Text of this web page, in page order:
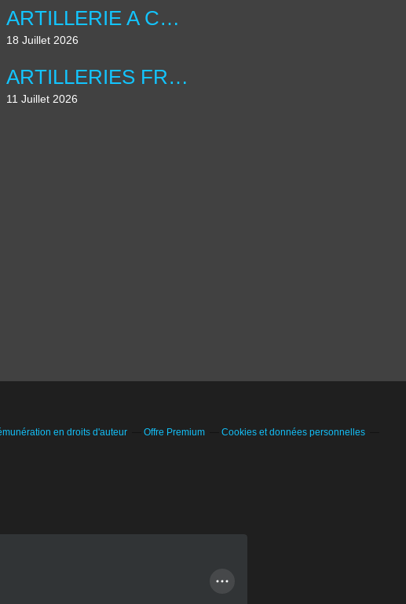
ARTILLERIE A CHEVAL ANGLAISE ...
18 Juillet 2026
ARTILLERIES FRANCAISE , LES DIORAMAS ....
11 Juillet 2026
en droits d'auteur Offre Premium
Cookies et données personnelles